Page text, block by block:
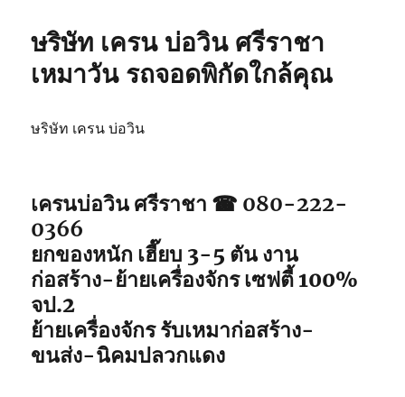
ษริษัท เครน บ่อวิน ศรีราชา
เหมาวัน รถจอดพิกัดใกล้คุณ
ษริษัท เครน บ่อวิน
เครนบ่อวิน ศรีราชา ☎ 080-222-
0366
ยกของหนัก เฮี๊ยบ 3-5 ตัน งาน
ก่อสร้าง-ย้ายเครื่องจักร เซฟตี้ 100%
จป.2
ย้ายเครื่องจักร รับเหมาก่อสร้าง-
ขนส่ง-นิคมปลวกแดง